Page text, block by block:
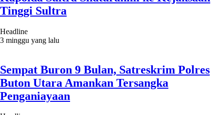
Tinggi Sultra
Headline
3 minggu yang lalu
Sempat Buron 9 Bulan, Satreskrim Polres
Buton Utara Amankan Tersangka
Penganiayaan